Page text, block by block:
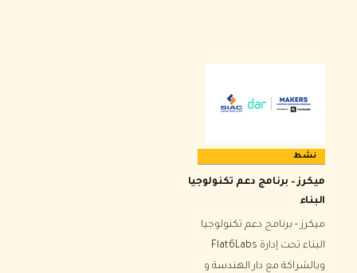
نشط
ميكرز – برنامج دعم تكنولوجيا
البناء
ميكرز - برنامج دعم تكنولوجيا
البناء تحت إدارة Flat6Labs
وبالشراكة مع دار الهندسة و